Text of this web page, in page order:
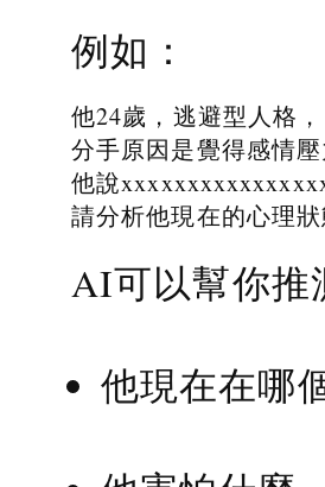
例如：
他24歲，逃避型人格，
分手原因是覺得感情壓
他說
請分析他現在的心理狀
AI可以幫你推
他現在在哪